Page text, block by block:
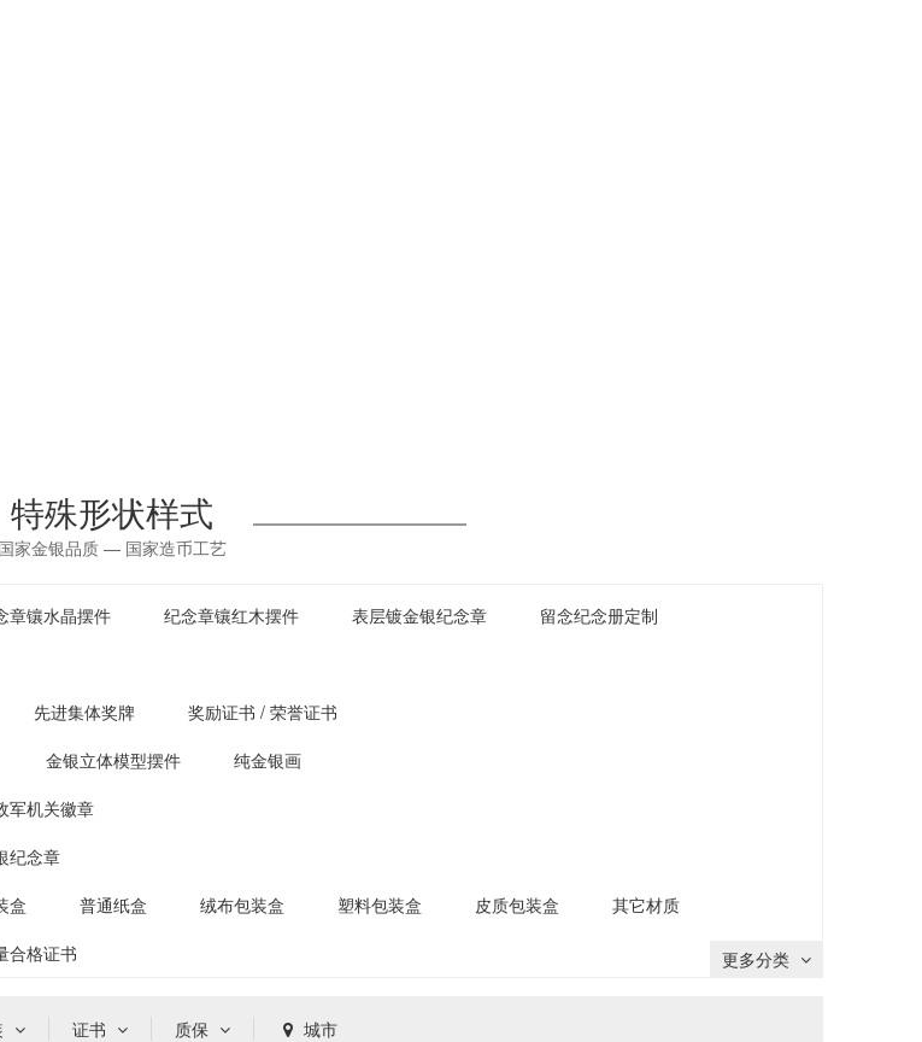
特殊形状样式
国家金银品质 — 国家造币工艺
章镶水晶摆件 纪念章镶红木摆件 表层镀金银纪念章
留念纪念册定制
先进集体奖牌
奖励证书 / 荣誉证书
金银立体模型摆件
纯金银画
军机关徽章
纪念章
盒 普通纸盒 绒布包装盒 塑料包装盒 皮质包装盒
其它材质
合格证书 更多分类
证书 质保 城市